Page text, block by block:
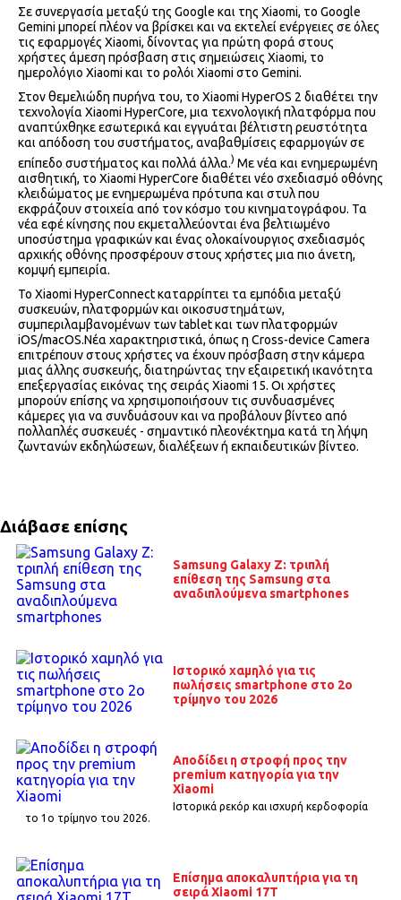
Σε συνεργασία μεταξύ της Google και της Xiaomi, το Google
Gemini μπορεί πλέον να βρίσκει και να εκτελεί ενέργειες σε όλες
τις εφαρμογές Xiaomi, δίνοντας για πρώτη φορά στους
χρήστες άμεση πρόσβαση στις σημειώσεις Xiaomi, το
ημερολόγιο Xiaomi και το ρολόι Xiaomi στο Gemini.
Στον θεμελιώδη πυρήνα του, το Xiaomi HyperOS 2 διαθέτει την
τεχνολογία Xiaomi HyperCore, μια τεχνολογική πλατφόρμα που
αναπτύχθηκε εσωτερικά και εγγυάται βέλτιστη ρευστότητα
και απόδοση του συστήματος, αναβαθμίσεις εφαρμογών σε
επίπεδο συστήματος και πολλά άλλα.) Με νέα και ενημερωμένη
αισθητική, το Xiaomi HyperCore διαθέτει νέο σχεδιασμό οθόνης
κλειδώματος με ενημερωμένα πρότυπα και στυλ που
εκφράζουν στοιχεία από τον κόσμο του κινηματογράφου. Τα
νέα εφέ κίνησης που εκμεταλλεύονται ένα βελτιωμένο
υποσύστημα γραφικών και ένας ολοκαίνουργιος σχεδιασμός
αρχικής οθόνης προσφέρουν στους χρήστες μια πιο άνετη,
κομψή εμπειρία.
Το Xiaomi HyperConnect καταρρίπτει τα εμπόδια μεταξύ
συσκευών, πλατφορμών και οικοσυστημάτων,
συμπεριλαμβανομένων των tablet και των πλατφορμών
iOS/macOS.Νέα χαρακτηριστικά, όπως η Cross-device Camera
επιτρέπουν στους χρήστες να έχουν πρόσβαση στην κάμερα
μιας άλλης συσκευής, διατηρώντας την εξαιρετική ικανότητα
επεξεργασίας εικόνας της σειράς Xiaomi 15. Οι χρήστες
μπορούν επίσης να χρησιμοποιήσουν τις συνδυασμένες
κάμερες για να συνδυάσουν και να προβάλουν βίντεο από
πολλαπλές συσκευές - σημαντικό πλεονέκτημα κατά τη λήψη
ζωντανών εκδηλώσεων, διαλέξεων ή εκπαιδευτικών βίντεο.
Διάβασε επίσης
Samsung Galaxy Z: τριπλή
επίθεση της Samsung στα
αναδιπλούμενα smartphones
Ιστορικό χαμηλό για τις
πωλήσεις smartphone στο 2ο
τρίμηνο του 2026
Αποδίδει η στροφή προς την
premium κατηγορία για την
Xiaomi
Ιστορικά ρεκόρ και ισχυρή κερδοφορία
το 1o τρίμηνο του 2026.
Επίσημα αποκαλυπτήρια για τη
σειρά Xiaomi 17T